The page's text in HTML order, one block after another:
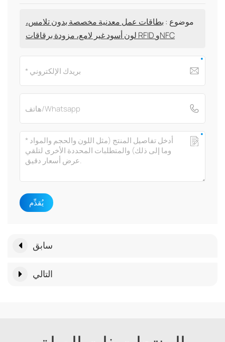
موضوع : بطاقات عمل معدنية مخصصة بدون تلامس،
لون أسود غير لامع، مزودة برقاقات RFID وNFC
يُقدِّم
سابق
التالي